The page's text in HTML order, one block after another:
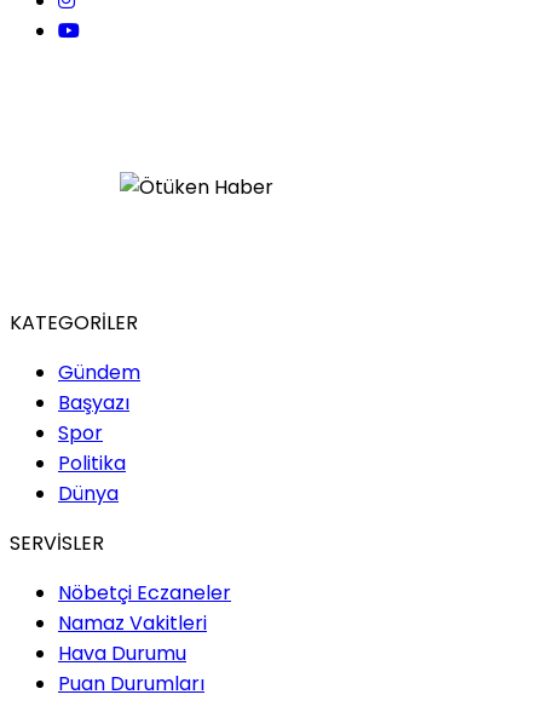
KATEGORİLER
Gündem
Başyazı
Spor
Politika
Dünya
SERVİSLER
Nöbetçi Eczaneler
Namaz Vakitleri
Hava Durumu
Puan Durumları